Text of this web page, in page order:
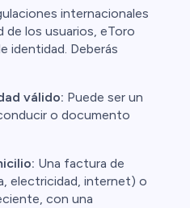
internacionales
de los usuarios, eToro
identidad. Deberás
válido: Puede ser un
o documento
Una factura de
electricidad, internet) o
con una